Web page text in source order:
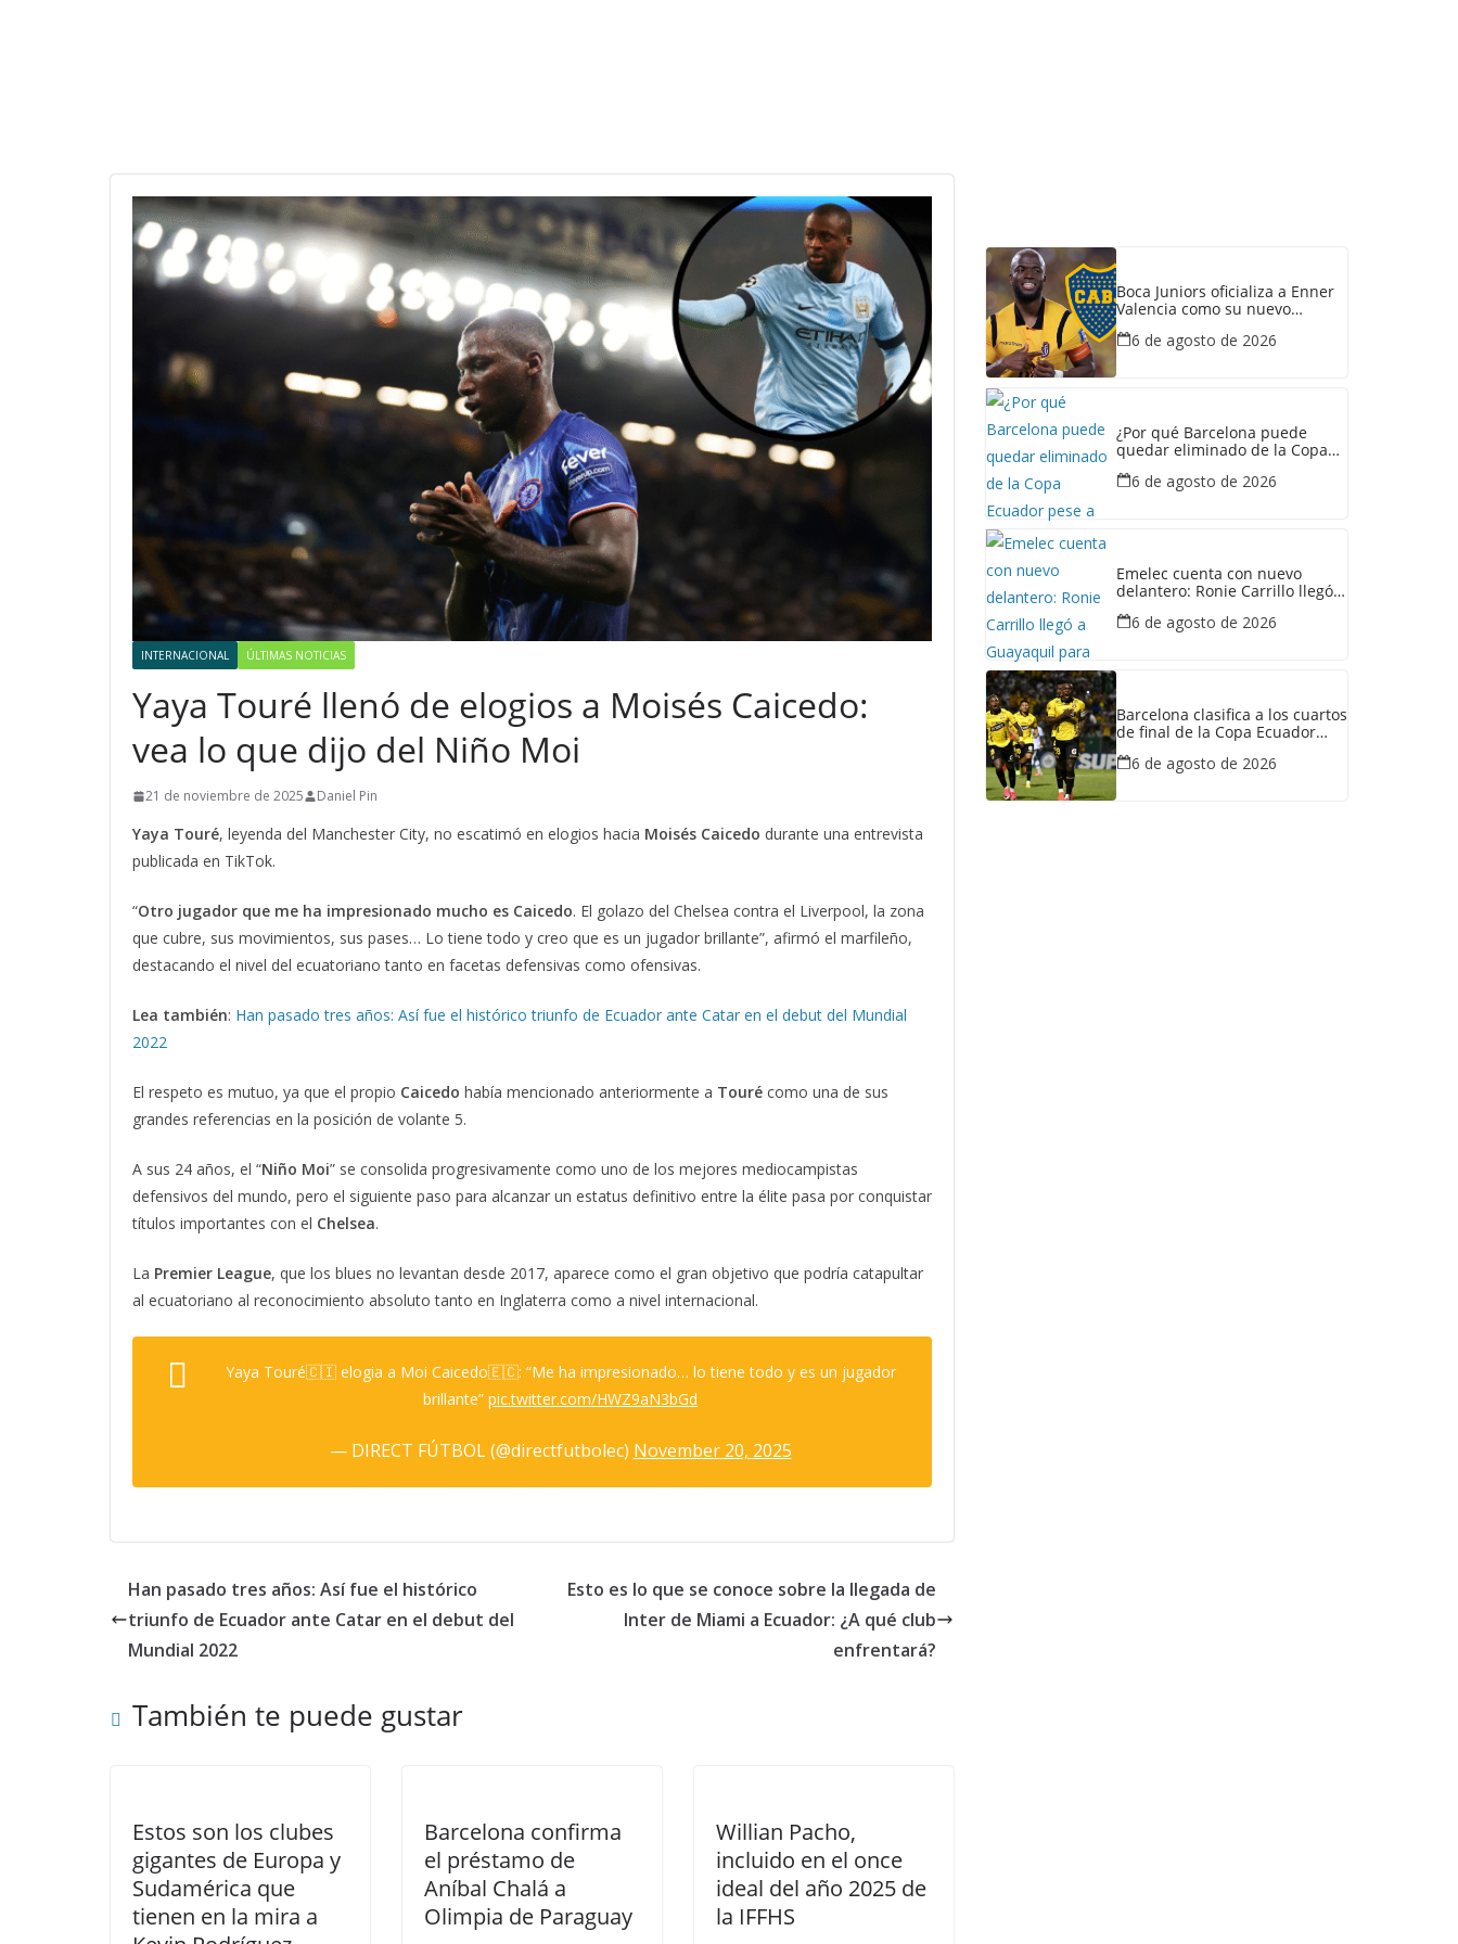
INTERNACIONAL ÚLTIMAS NOTICIAS
Yaya Touré llenó de elogios a Moisés Caicedo:
vea lo que dijo del Niño Moi
21 de noviembre de 2025 Daniel Pin
Yaya Touré, leyenda del Manchester City, no escatimó en elogios hacia Moisés Caicedo durante una entrevista
publicada en TikTok.
“Otro jugador que me ha impresionado mucho es Caicedo. El golazo del Chelsea contra el Liverpool, la zona
que cubre, sus movimientos, sus pases… Lo tiene todo y creo que es un jugador brillante”, afirmó el marfileño,
destacando el nivel del ecuatoriano tanto en facetas defensivas como ofensivas.
Lea también: Han pasado tres años: Así fue el histórico triunfo de Ecuador ante Catar en el debut del Mundial
2022
El respeto es mutuo, ya que el propio Caicedo había mencionado anteriormente a Touré como una de sus
grandes referencias en la posición de volante 5.
A sus 24 años, el “Niño Moi” se consolida progresivamente como uno de los mejores mediocampistas
defensivos del mundo, pero el siguiente paso para alcanzar un estatus definitivo entre la élite pasa por conquistar
títulos importantes con el Chelsea.
La Premier League, que los blues no levantan desde 2017, aparece como el gran objetivo que podría catapultar
al ecuatoriano al reconocimiento absoluto tanto en Inglaterra como a nivel internacional.
Yaya Touré🇨🇮 elogia a Moi Caicedo🇪🇨: “Me ha impresionado… lo tiene todo y es un jugador
brillante” pic.twitter.com/HWZ9aN3bGd
— DIRECT FÚTBOL (@directfutbolec) November 20, 2025
Han pasado tres años: Así fue el histórico
triunfo de Ecuador ante Catar en el debut del
Mundial 2022
Esto es lo que se conoce sobre la llegada de
Inter de Miami a Ecuador: ¿A qué club
enfrentará?
También te puede gustar
Estos son los clubes
gigantes de Europa y
Sudamérica que
tienen en la mira a
Barcelona confirma
el préstamo de
Aníbal Chalá a
Olimpia de Paraguay
Willian Pacho,
incluido en el once
ideal del año 2025 de
la IFFHS
Boca Juniors oficializa a Enner
Valencia como su nuevo
ganaría el ecuatoriano
6 de agosto de 2026
¿Por qué Barcelona puede
quedar eliminado de la Copa
derrotado a Liga de Portoviejo?
6 de agosto de 2026
Emelec cuenta con nuevo
delantero: Ronie Carrillo llegó a
Bombillo
6 de agosto de 2026
Barcelona clasifica a los cuartos
de final de la Copa Ecuador
en polémica partido
6 de agosto de 2026